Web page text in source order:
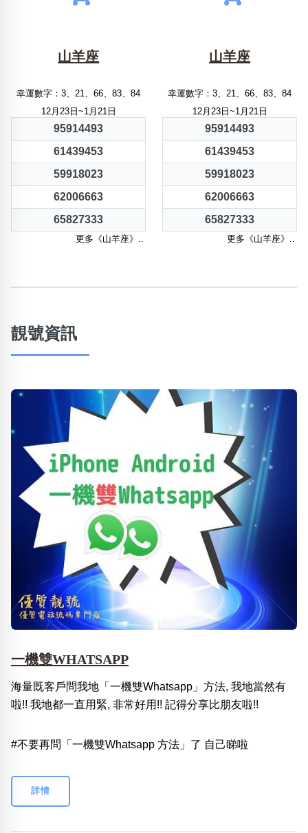
山羊座
幸運數字：3、21、66、83、84
12月23日~1月21日
95914493
61439453
59918023
62006663
65827333
更多《山羊座》..
山羊座
幸運數字：3、21、66、83、84
12月23日~1月21日
95914493
61439453
59918023
62006663
65827333
更多《山羊座》..
靚號資訊
一機雙WHATSAPP
海量既客戶問我地「一機雙Whatsapp」方法, 我地當然有
啦!! 我地都一直用緊, 非常好用!! 記得分享比朋友啦!!
#不要再問「一機雙Whatsapp 方法」了 自己睇啦
詳情